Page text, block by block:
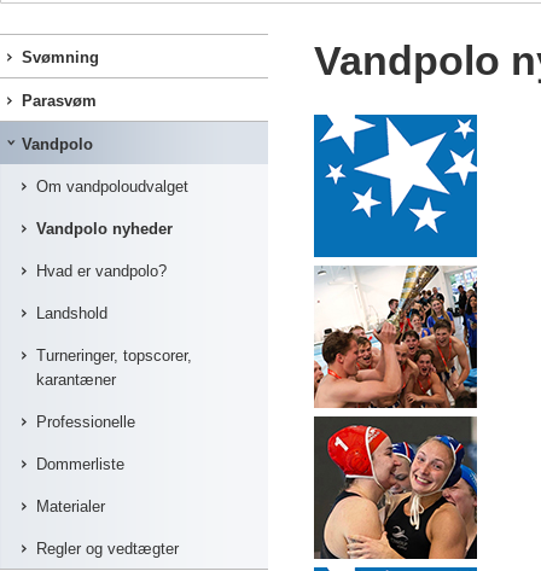
Svømning
Parasvøm
Vandpolo
Om vandpoloudvalget
Vandpolo nyheder
Hvad er vandpolo?
Landshold
Turneringer, topscorer,
karantæner
Professionelle
Dommerliste
Materialer
Regler og vedtægter
Vandpolo